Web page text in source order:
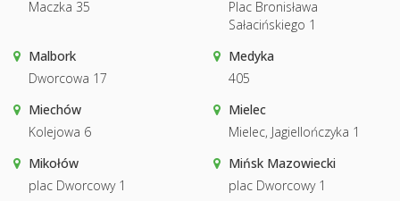
Maczka 35
Plac Bronisława
Sałacińskiego 1
Malbork
Dworcowa 17
Medyka
405
Miechów
Kolejowa 6
Mielec
Mielec, Jagiellończyka 1
Mikołów
plac Dworcowy 1
Mińsk Mazowiecki
plac Dworcowy 1